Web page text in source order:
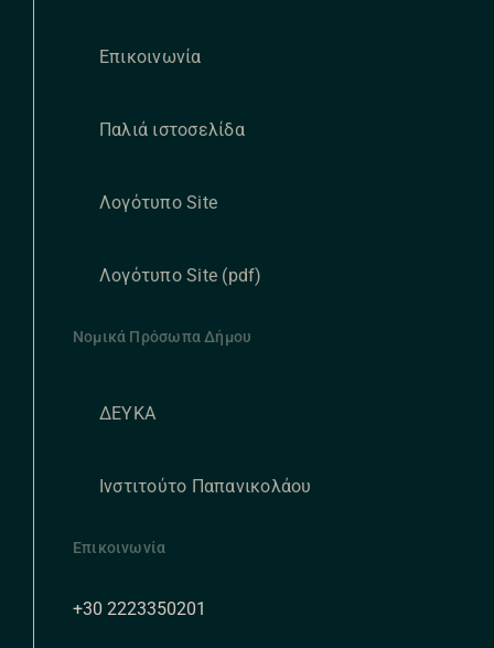
Επικοινωνία
Παλιά ιστοσελίδα
Λογότυπο Site
Λογότυπο Site (pdf)
Νομικά Πρόσωπα Δήμου
ΔΕΥΚΑ
Ινστιτούτο Παπανικολάου
Επικοινωνία
+30 2223350201